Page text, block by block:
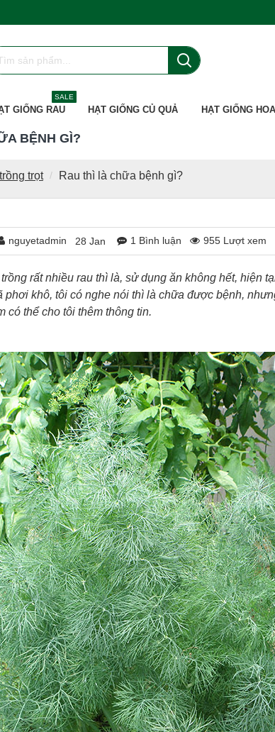
GIỐNG RAU
SALE
HẠT GIỐNG CỦ QUẢ HẠT GIỐNG HOA
trọt Rau thì là chữa bệnh gì?
BỆNH GÌ?
nguyetadmin 28 Jan 1 Bình luận 955 Lượt xem
rất nhiều rau thì là, sử dụng ăn không hết, hiện
phơi khô, tôi có nghe nói thì là chữa được bệnh,
có thể cho tôi thêm thông tin.